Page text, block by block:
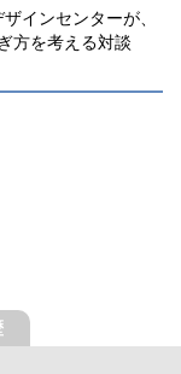
インセンターが、
方を考える対談